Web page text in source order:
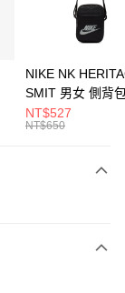
NIKE NK
SMIT 男女 側背
BA5871010
NT$527
NT$650